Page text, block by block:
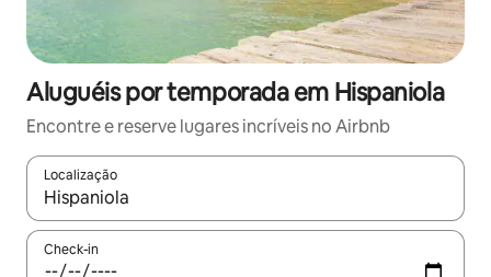
Aluguéis por temporada em Hispaniola
Encontre e reserve lugares incríveis no Airbnb
Localização
Quando os resultados estiverem disponíveis, explore-os
Check-in